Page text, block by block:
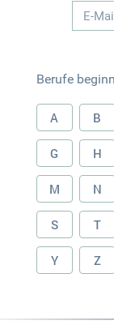
Berufe
A B
G H
M N
S T
Y Z